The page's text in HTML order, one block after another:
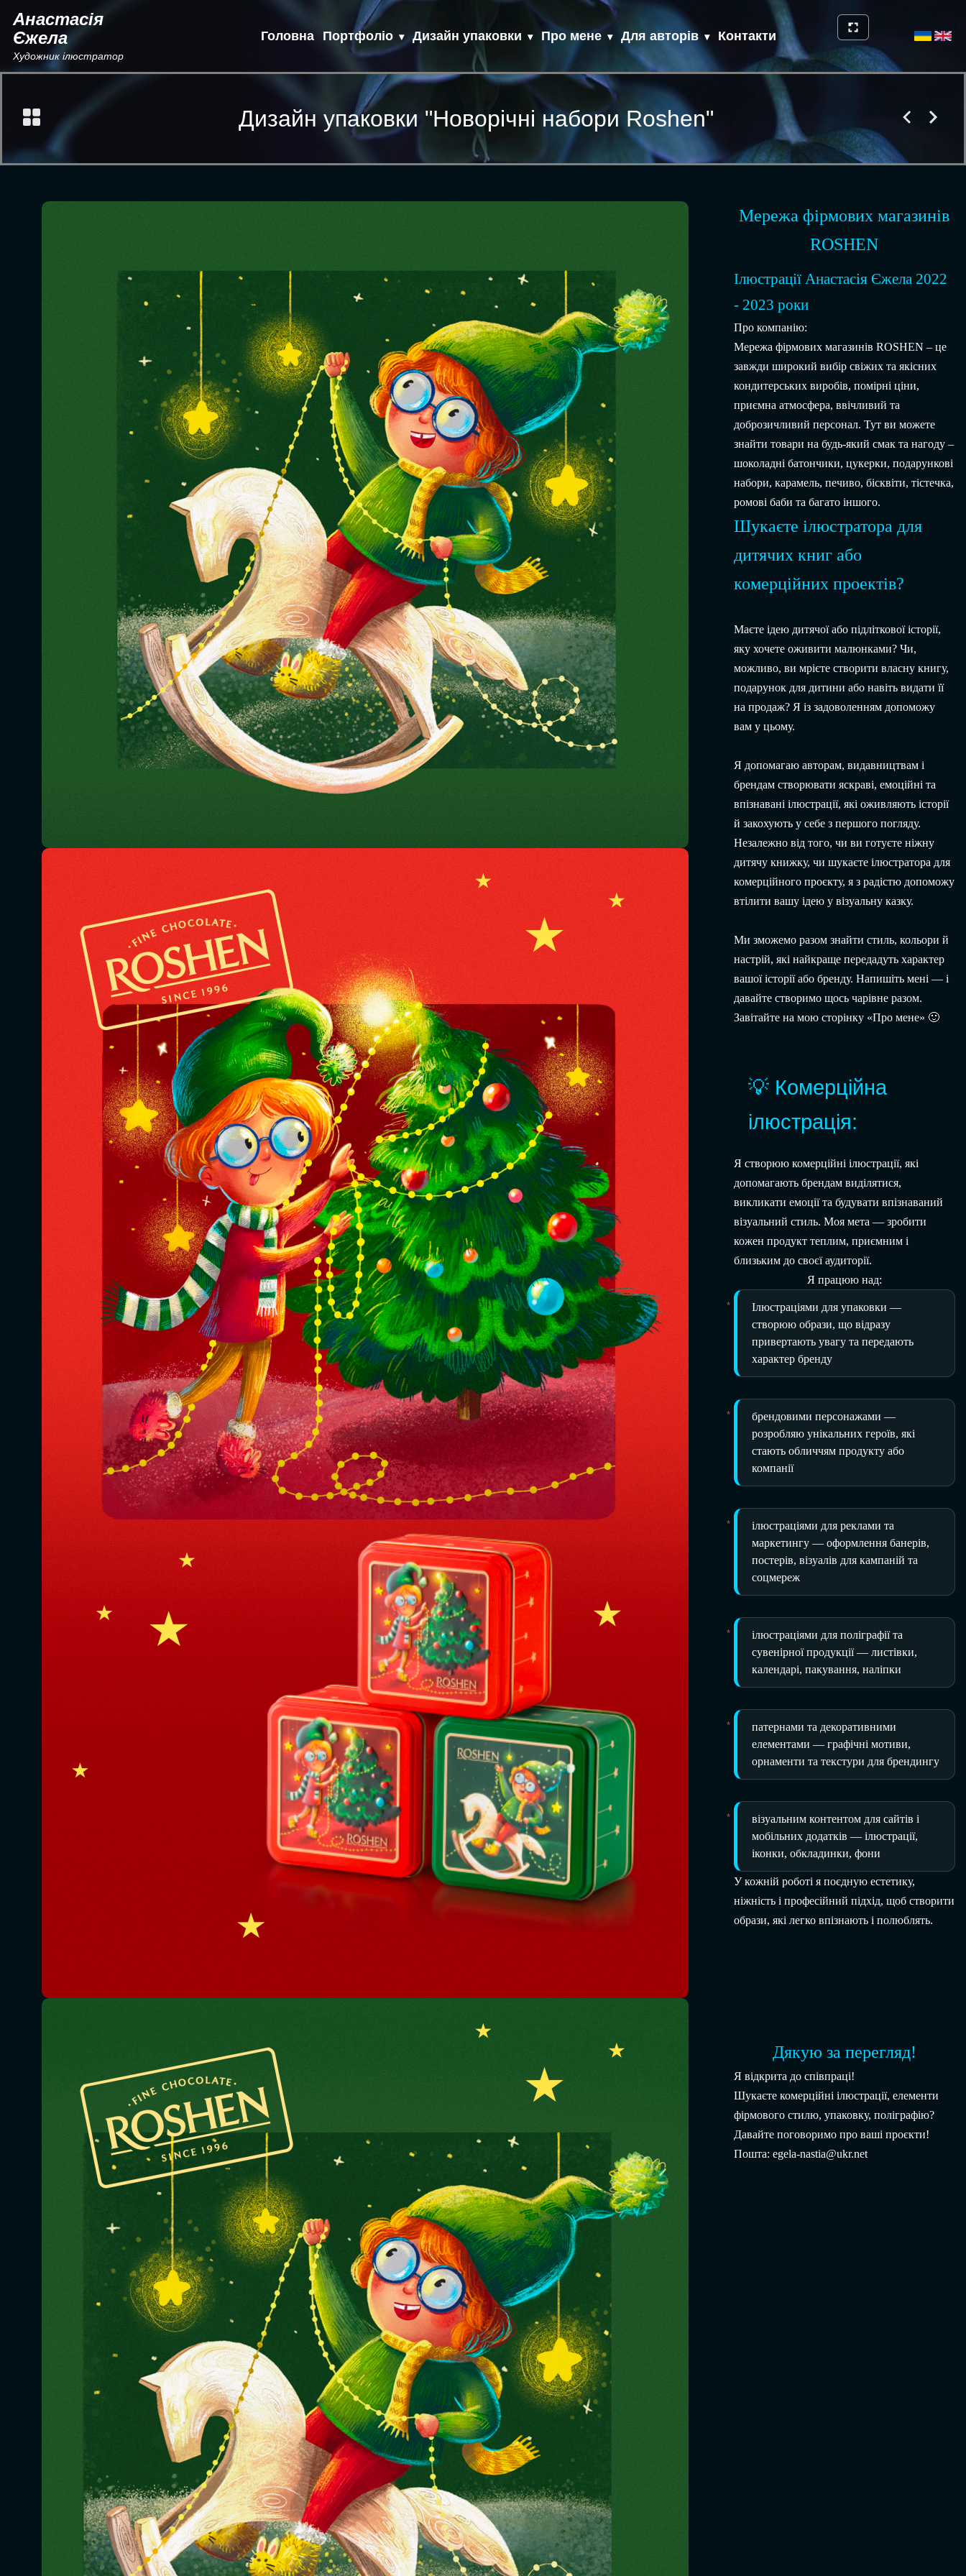
Анастасія
Єжела
Художник ілюстратор
Головна Портфоліо Дизайн упаковки Про мене Для авторів Контакти
Дизайн упаковки "Новорічні набори Roshen"
Мережа фірмових магазинів
ROSHEN
Ілюстрації Анастасія Єжела 2022
- 2023 роки
Про компанію:
Мережа фірмових магазинів ROSHEN – це
завжди широкий вибір свіжих та якісних
кондитерських виробів, помірні ціни,
приємна атмосфера, ввічливий та
доброзичливий персонал. Тут ви можете
знайти товари на будь-який смак та нагоду –
шоколадні батончики, цукерки, подарункові
набори, карамель, печиво, бісквіти, тістечка,
ромові баби та багато іншого.
Шукаєте ілюстратора для
дитячих книг або
комерційних проектів?
Маєте ідею дитячої або підліткової історії,
яку хочете оживити малюнками? Чи,
можливо, ви мрієте створити власну книгу,
подарунок для дитини або навіть видати її
на продаж? Я із задоволенням допоможу
вам у цьому.
Я допомагаю авторам, видавництвам і
брендам створювати яскраві, емоційні та
впізнавані ілюстрації, які оживляють історії
й закохують у себе з першого погляду.
Незалежно від того, чи ви готуєте ніжну
дитячу книжку, чи шукаєте ілюстратора для
комерційного проєкту, я з радістю допоможу
втілити вашу ідею у візуальну казку.
Ми зможемо разом знайти стиль, кольори й
настрій, які найкраще передадуть характер
вашої історії або бренду. Напишіть мені — і
давайте створимо щось чарівне разом.
Завітайте на мою сторінку «Про мене» 🙂
💡 Комерційна
ілюстрація:
Я створюю комерційні ілюстрації, які
допомагають брендам виділятися,
викликати емоції та будувати впізнаваний
візуальний стиль. Моя мета — зробити
кожен продукт теплим, приємним і
близьким до своєї аудиторії.
Я працюю над:
Ілюстраціями для упаковки —
створюю образи, що відразу
привертають увагу та передають
характер бренду
брендовими персонажами —
розробляю унікальних героїв, які
стають обличчям продукту або
компанії
ілюстраціями для реклами та
маркетингу — оформлення банерів,
постерів, візуалів для кампаній та
соцмереж
ілюстраціями для поліграфії та
сувенірної продукції — листівки,
календарі, пакування, наліпки
патернами та декоративними
елементами — графічні мотиви,
орнаменти та текстури для брендингу
візуальним контентом для сайтів і
мобільних додатків — ілюстрації,
іконки, обкладинки, фони
У кожній роботі я поєдную естетику,
ніжність і професійний підхід, щоб створити
образи, які легко впізнають і полюблять.
Дякую за перегляд!
Я відкрита до співпраці!
Шукаєте комерційні ілюстрації, елементи
фірмового стилю, упаковку, поліграфію?
Давайте поговоримо про ваші проєкти!
Пошта: egela-nastia@ukr.net